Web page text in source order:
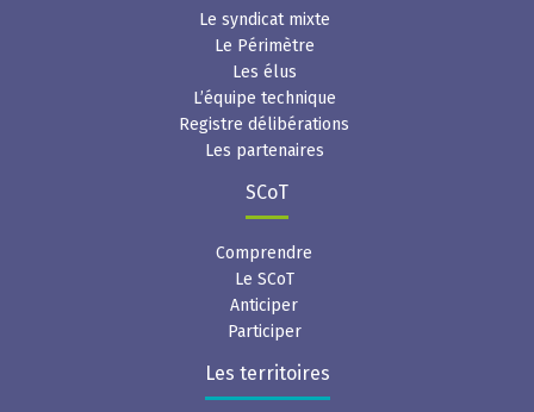
Le syndicat mixte
Le Périmètre
Les élus
L’équipe technique
Registre délibérations
Les partenaires
SCoT
Comprendre
Le SCoT
Anticiper
Participer
Les territoires